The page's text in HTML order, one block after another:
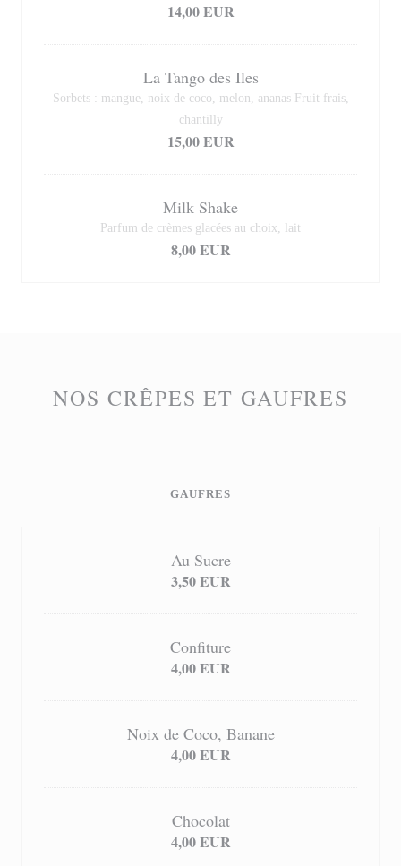
14,00 EUR
La Tango des Iles
Sorbets : mangue, noix de coco, melon, ananas Fruit frais,
chantilly
15,00 EUR
Milk Shake
Parfum de crèmes glacées au choix, lait
8,00 EUR
NOS CRÊPES ET GAUFRES
GAUFRES
Au Sucre
3,50 EUR
Confiture
4,00 EUR
Noix de Coco, Banane
4,00 EUR
Chocolat
4,00 EUR